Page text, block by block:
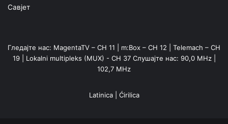
Савјет
Гледајте нас: MagentaTV – CH 11 | m:Box – CH 12 | Telemach – CH
19 | Lokalni multipleks (MUX) - CH 37 Слушајте нас: 90,0 MHz |
102,7 MHz
Latinica| Ćirilica